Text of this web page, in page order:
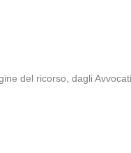
del ricorso, dagli